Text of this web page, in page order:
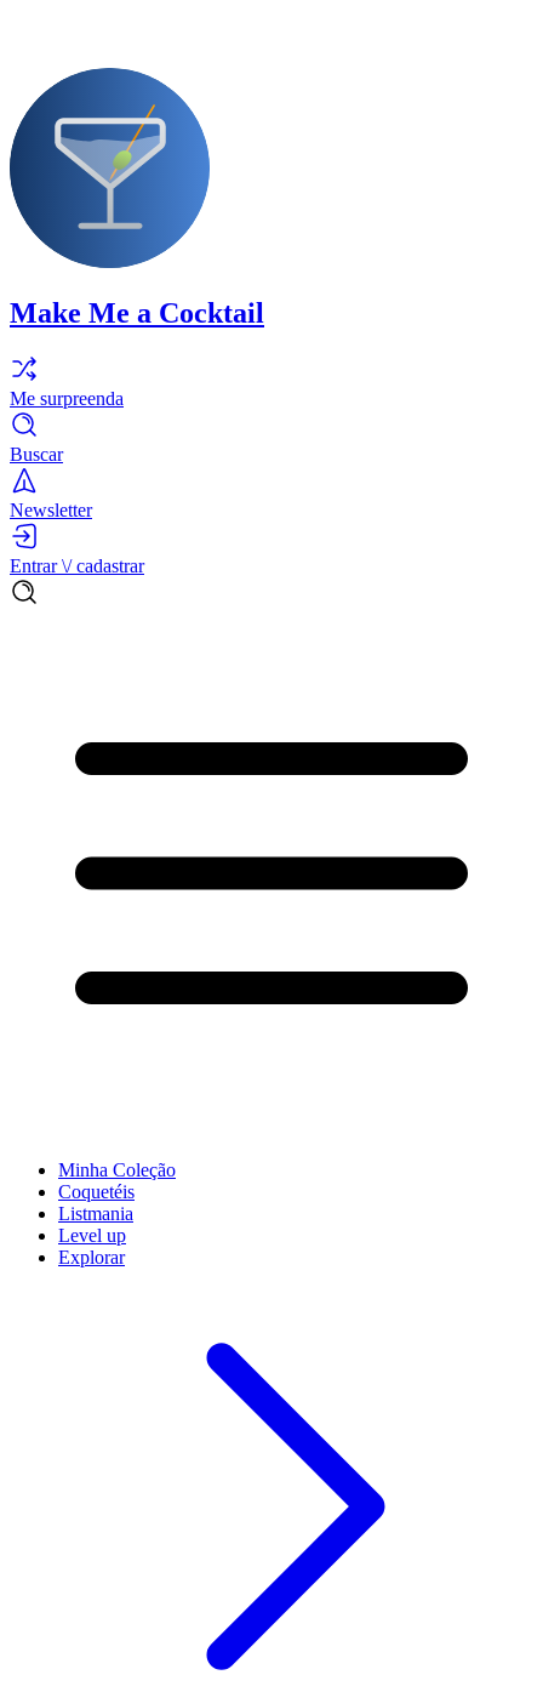
Make Me a Cocktail
Me surpreenda
Buscar
Newsletter
Entrar \/ cadastrar
Minha Coleção
Coquetéis
Listmania
Level up
Explorar